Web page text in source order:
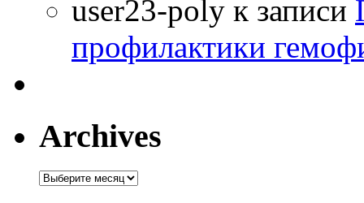
user23-poly к записи
профилактики
Archives
Archives